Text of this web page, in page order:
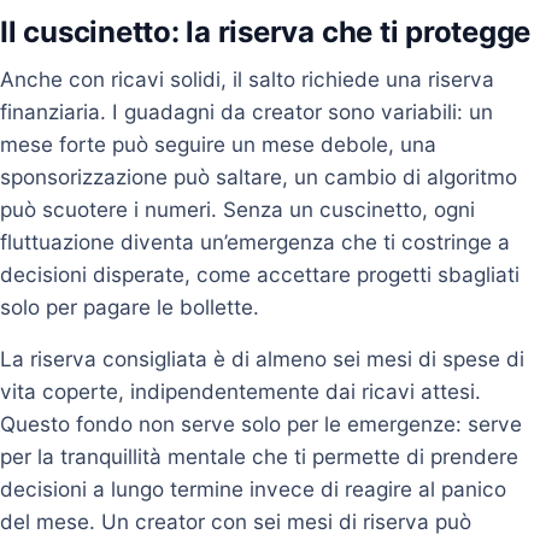
Il cuscinetto: la riserva che ti protegge
Anche con ricavi solidi, il salto richiede una riserva
finanziaria. I guadagni da creator sono variabili: un
mese forte può seguire un mese debole, una
sponsorizzazione può saltare, un cambio di algoritmo
può scuotere i numeri. Senza un cuscinetto, ogni
fluttuazione diventa un’emergenza che ti costringe a
decisioni disperate, come accettare progetti sbagliati
solo per pagare le bollette.
La riserva consigliata è di almeno sei mesi di spese di
vita coperte, indipendentemente dai ricavi attesi.
Questo fondo non serve solo per le emergenze: serve
per la tranquillità mentale che ti permette di prendere
decisioni a lungo termine invece di reagire al panico
del mese. Un creator con sei mesi di riserva può